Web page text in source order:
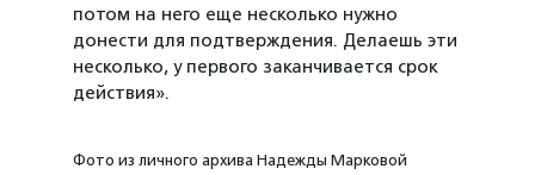
потом на него еще несколько нужно
донести для подтверждения. Делаешь эти
несколько, у первого заканчивается срок
действия».
Фото из личного архива Надежды Марковой